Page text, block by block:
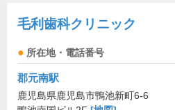
毛利歯科クリニック
所在地・電話番号
郡元南駅
鹿児島県鹿児島市鴨池新町6-6